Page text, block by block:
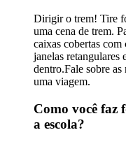
Dirigir o trem! Tire
uma cena de trem.
caixas cobertas
janelas retangulares
dentro.Fale sobre as
uma viagem.
Como você faz
a escola?